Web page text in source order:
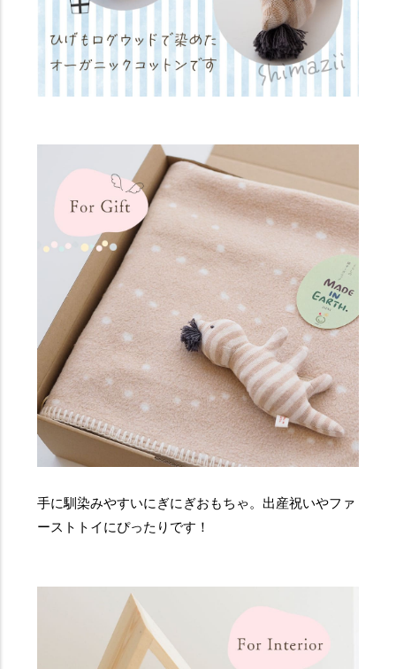
手に馴染みやすいにぎにぎおもちゃ。出産祝いやファ
ーストトイにぴったりです！